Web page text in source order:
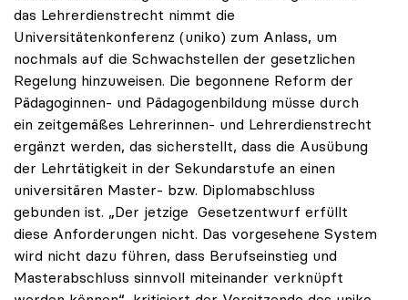
das Lehrerdienstrecht nimmt die
Universitätenkonferenz (uniko) zum Anlass, um
nochmals auf die Schwachstellen der gesetzlichen
Regelung hinzuweisen. Die begonnene Reform der
Pädagoginnen- und Pädagogenbildung müsse durch
ein zeitgemäßes Lehrerinnen- und Lehrerdienstrecht
ergänzt werden, das sicherstellt, dass die Ausübung
der Lehrtätigkeit in der Sekundarstufe an einen
universitären Master- bzw. Diplomabschluss
gebunden ist. „Der jetzige Gesetzentwurf erfüllt
diese Anforderungen nicht. Das vorgesehene System
wird nicht dazu führen, dass Berufseinstieg und
Masterabschluss sinnvoll miteinander verknüpft